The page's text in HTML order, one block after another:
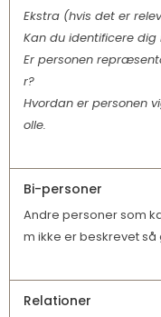
Ekstra (hvis det er
Kan du identificere
Er personen
r?
Hvordan er personen
olle.
Bi-personer
Andre personer som
m ikke er beskrevet
Relationer